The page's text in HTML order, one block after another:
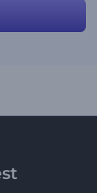
результата.
видео!